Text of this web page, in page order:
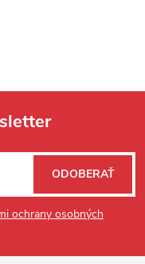
ochrany osobných
ODOBERAŤ